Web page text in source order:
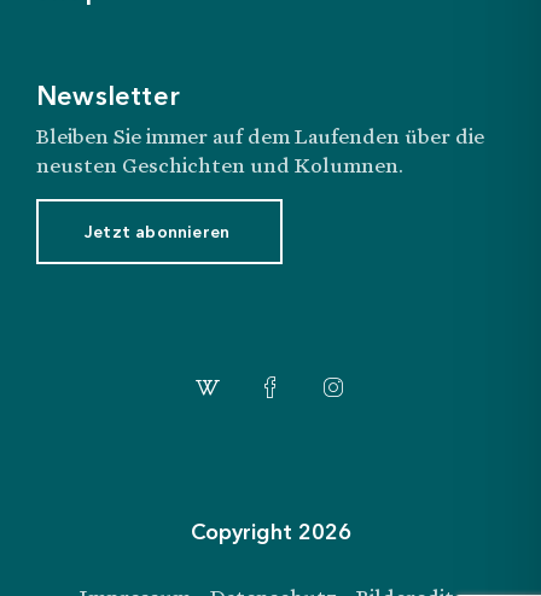
Abonnemente
Newsletter
Bleiben Sie immer auf dem Laufenden über die
neusten Geschichten und Kolumnen.
Jetzt abonnieren
Copyright 2026